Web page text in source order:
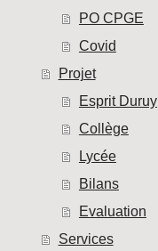
PO CPGE
Covid
Projet
Esprit Duruy
Collège
Lycée
Bilans
Evaluation
Services